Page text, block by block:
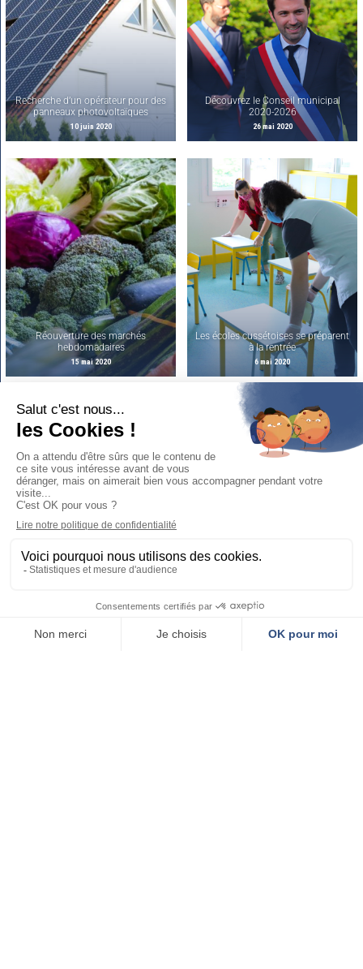
Recherche d’un opérateur pour des
panneaux photovoltaïques
10 juin 2020
Découvrez le Conseil municipal
2020-2026
26 mai 2020
Réouverture des marchés
hebdomadaires
15 mai 2020
Les écoles cussétoises se préparent
à la rentrée
6 mai 2020
Restez
connectés
Newsletter :recevez l'essentiel de votre ville
Mairie de Cusset
PHOTOS &
VIDÉOS